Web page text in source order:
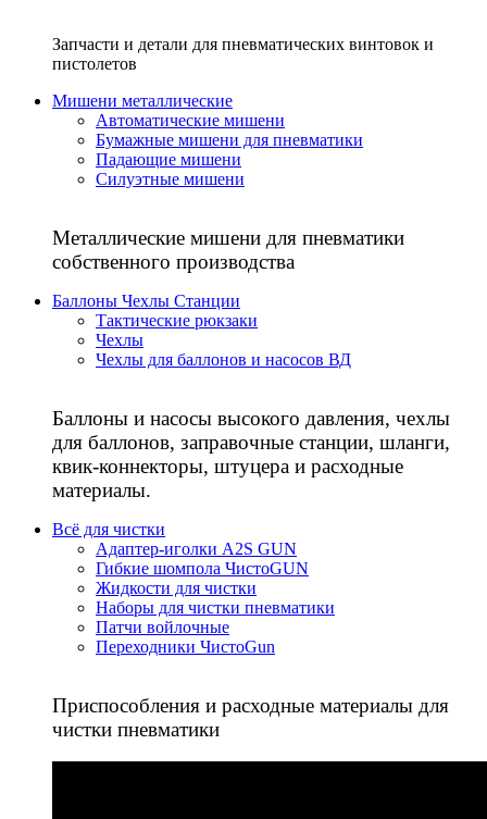
Запчасти и детали для пневматических винтовок и
пистолетов
Мишени металлические
Автоматические мишени
Бумажные мишени для пневматики
Падающие мишени
Силуэтные мишени
Металлические мишени для пневматики
собственного производства
Баллоны Чехлы Станции
Тактические рюкзаки
Чехлы
Чехлы для баллонов и насосов ВД
Баллоны и насосы высокого давления, чехлы
для баллонов, заправочные станции, шланги,
квик-коннекторы, штуцера и расходные
материалы.
Всё для чистки
Адаптер-иголки A2S GUN
Гибкие шомпола ЧистоGUN
Жидкости для чистки
Наборы для чистки пневматики
Патчи войлочные
Переходники ЧистоGun
Приспособления и расходные материалы для
чистки пневматики